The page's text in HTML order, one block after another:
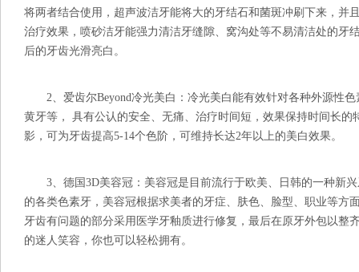
将两者结合使用，超声波洁牙能将大的牙结石和菌斑冲刷下来，并
治疗效果，喷砂洁牙能强力清洁牙缝隙、窝沟处等不易清洁处的牙
后的牙齿光滑亮白。
2、爱齿尔Beyond冷光美白：冷光美白能有效针对各种外源性色
黄牙等， 具有公认的安全、无痛、治疗时间短，效果保持时间长的
影，可为牙齿提高5-14个色阶，可维持长达2年以上的美白效果。
3、德国3D美容冠：美容冠是目前流行于欧美、日韩的一种新兴
的各类色素牙，美容冠根据求美者的牙症、肤色、脸型、职业等方
牙齿有问题的部分采用医学牙釉质进行修复，最后在原牙外包以整
的迷人笑容，你也可以轻松拥有。